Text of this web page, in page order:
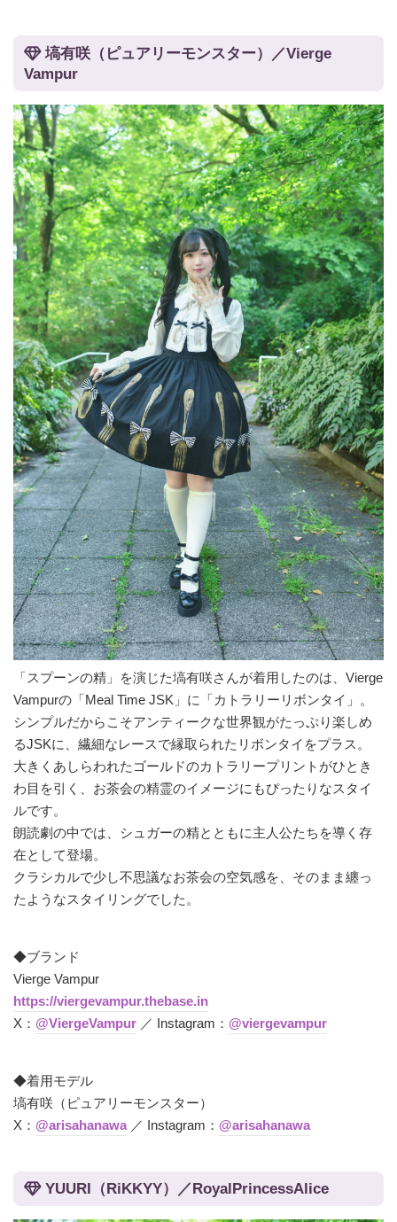
塙有咲（ピュアリーモンスター）／Vierge
Vampur
「スプーンの精」を演じた塙有咲さんが着用したのは、Vierge
Vampurの「Meal Time JSK」に「カトラリーリボンタイ」。
シンプルだからこそアンティークな世界観がたっぷり楽しめ
るJSKに、繊細なレースで縁取られたリボンタイをプラス。
大きくあしらわれたゴールドのカトラリープリントがひとき
わ目を引く、お茶会の精霊のイメージにもぴったりなスタイ
ルです。
朗読劇の中では、シュガーの精とともに主人公たちを導く存
在として登場。
クラシカルで少し不思議なお茶会の空気感を、そのまま纏っ
たようなスタイリングでした。
◆ブランド
Vierge Vampur
https://viergevampur.thebase.in
X： @ViergeVampur ／ Instagram： @viergevampur
◆着用モデル
塙有咲（ピュアリーモンスター）
X： @arisahanawa／ Instagram： @arisahanawa
YUURI（RiKKYY）／RoyalPrincessAlice